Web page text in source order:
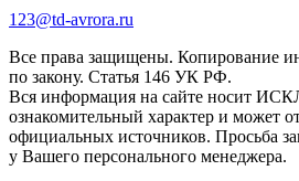
123@td-avrora.ru
Все права защищены. Копирование
по закону. Статья 146 УК РФ.
Вся информация на сайте носит
ознакомительный характер и может
официальных источников. Просьба
у Вашего персонального менеджера.